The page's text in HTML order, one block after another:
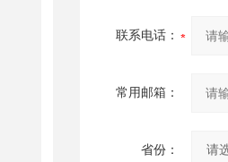
联系电话：
常用邮箱：
省份：